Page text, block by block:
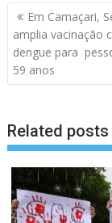
Navegação
de
artigos
Em Camaçari,
amplia vacinação
dengue para
59 anos
Related posts